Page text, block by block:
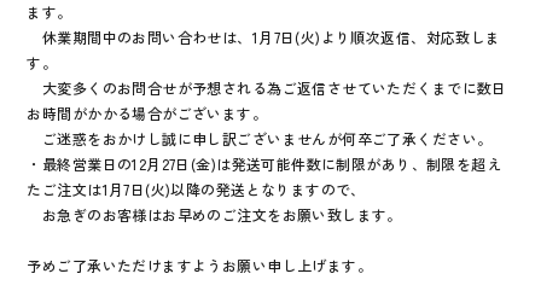
ます。
休業期間中のお問い合わせは、1月7日(火)より順次返信、対応致しま
す。
大変多くのお問合せが予想される為ご返信させていただくまでに数日
お時間がかかる場合がございます。
ご迷惑をおかけし誠に申し訳ございませんが何卒ご了承ください。
・最終営業日の12月27日(金)は発送可能件数に制限があり、制限を超え
たご注文は1月7日(火)以降の発送となりますので、
お急ぎのお客様はお早めのご注文をお願い致します。
予めご了承いただけますようお願い申し上げます。